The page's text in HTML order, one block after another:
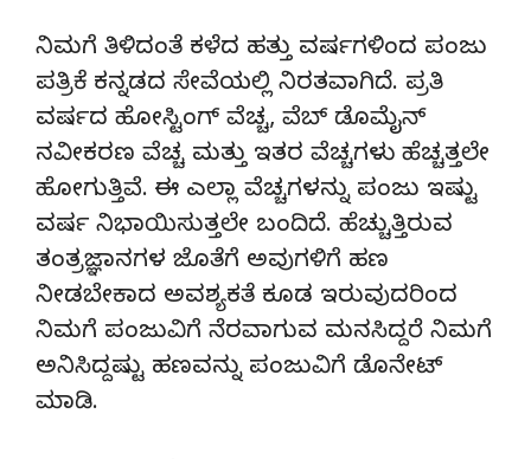
ನಿಮಗೆ ತಿಳಿದಂತೆ ಕಳೆದ ಹತ್ತು ವರ್ಷಗಳಿಂದ ಪಂಜು
ಪತ್ರಿಕೆ ಕನ್ನಡದ ಸೇವೆಯಲ್ಲಿ ನಿರತವಾಗಿದೆ. ಪ್ರತಿ
ವರ್ಷದ ಹೋಸ್ಟಿಂಗ್‌ ವೆಚ್ಚ, ವೆಬ್‌ ಡೊಮೈನ್‌
ನವೀಕರಣ ವೆಚ್ಚ ಮತ್ತು ಇತರ ವೆಚ್ಚಗಳು ಹೆಚ್ಚತ್ತಲೇ
ಹೋಗುತ್ತಿವೆ. ಈ ಎಲ್ಲಾ ವೆಚ್ಚಗಳನ್ನು ಪಂಜು ಇಷ್ಟು
ವರ್ಷ ನಿಭಾಯಿಸುತ್ತಲೇ ಬಂದಿದೆ. ಹೆಚ್ಚುತ್ತಿರುವ
ತಂತ್ರಜ್ಞಾನಗಳ ಜೊತೆಗೆ ಅವುಗಳಿಗೆ ಹಣ
ನೀಡಬೇಕಾದ ಅವಶ್ಯಕತೆ ಕೂಡ ಇರುವುದರಿಂದ
ನಿಮಗೆ ಪಂಜುವಿಗೆ ನೆರವಾಗುವ ಮನಸಿದ್ದರೆ ನಿಮಗೆ
ಅನಿಸಿದ್ದಷ್ಟು ಹಣವನ್ನು ಪಂಜುವಿಗೆ ಡೊನೇಟ್‌
ಮಾಡಿ.